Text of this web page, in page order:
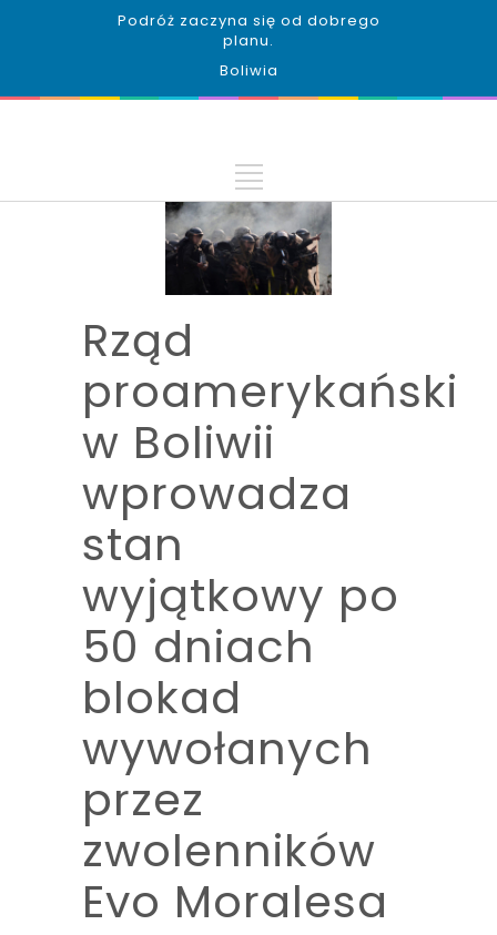
Podróż zaczyna się od dobrego
planu.
Boliwia
Rząd
proamerykański
w Boliwii
wprowadza
stan
wyjątkowy po
50 dniach
blokad
wywołanych
przez
zwolenników
Evo Moralesa